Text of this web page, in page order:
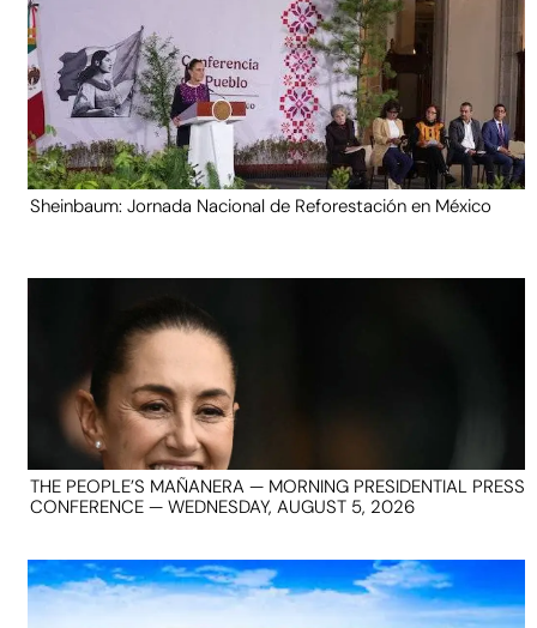
Sheinbaum: Jornada Nacional de Reforestación en México
THE PEOPLE’S MAÑANERA — MORNING PRESIDENTIAL PRESS
CONFERENCE — WEDNESDAY, AUGUST 5, 2026